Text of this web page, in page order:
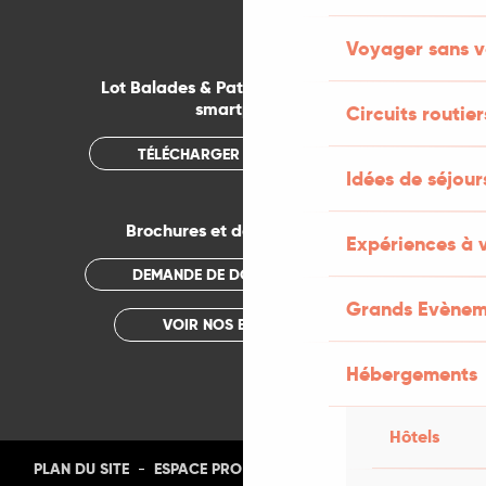
Voyager sans
Circuits
Idées de
Expériences à
Grands
Hébergements
Hôtels
Lot Balades & Patrimoines sur votre
smartphone
TÉLÉCHARGER L'APPLICATION
Brochures et documentations
DEMANDE DE DOCUMENTATION
VOIR NOS BROCHURES
PLAN DU SITE - ESPACE PRO PHOTOTHÈQUE -